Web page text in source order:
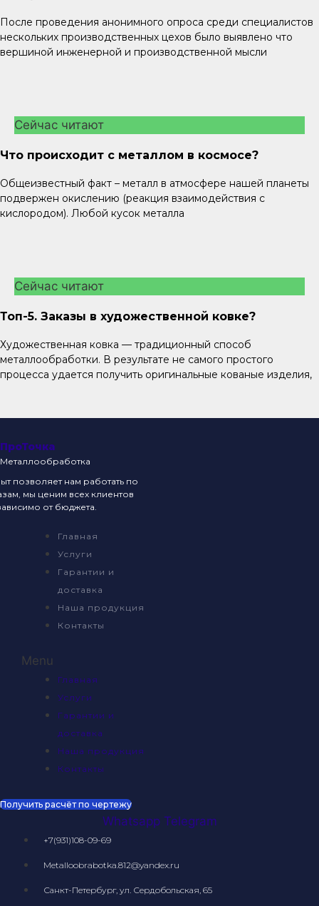
После проведения анонимного опроса среди специалистов
нескольких производственных цехов было выявлено что
вершиной инженерной и производственной мысли
Сейчас читают
Что происходит с металлом в космосе?
Общеизвестный факт – металл в атмосфере нашей планеты
подвержен окислению (реакция взаимодействия с
кислородом). Любой кусок металла
Сейчас читают
Топ-5. Заказы в художественной ковке?
Художественная ковка — традиционный способ
металлообработки. В результате не самого простого
процесса удается получить оригинальные кованые изделия,
ПроТочка
Металлообработка
позволяет нам работать по
мы ценим всех клиентов
от бюджета.
Главная
Услуги
Гарантии и
доставка
Наша продукция
Контакты
Menu
Главная
Услуги
Гарантии и
доставка
Наша продукция
Контакты
Получить расчёт по чертежу
Whatsapp Telegram
+7(931)108-09-69
Metalloobrabotka.812@yandex.ru
Санкт-Петербург, ул. Сердобольская, 65